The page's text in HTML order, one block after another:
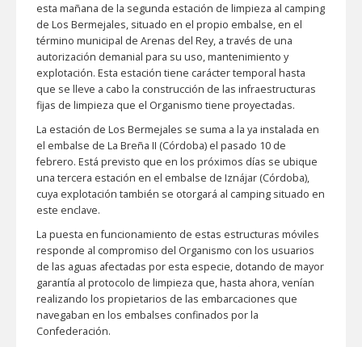
esta mañana de la segunda estación de limpieza al camping
de Los Bermejales, situado en el propio embalse, en el
término municipal de Arenas del Rey, a través de una
autorización demanial para su uso, mantenimiento y
explotación. Esta estación tiene carácter temporal hasta
que se lleve a cabo la construcción de las infraestructuras
fijas de limpieza que el Organismo tiene proyectadas.
La estación de Los Bermejales se suma a la ya instalada en
el embalse de La Breña II (Córdoba) el pasado 10 de
febrero. Está previsto que en los próximos días se ubique
una tercera estación en el embalse de Iznájar (Córdoba),
cuya explotación también se otorgará al camping situado en
este enclave.
La puesta en funcionamiento de estas estructuras móviles
responde al compromiso del Organismo con los usuarios
de las aguas afectadas por esta especie, dotando de mayor
garantía al protocolo de limpieza que, hasta ahora, venían
realizando los propietarios de las embarcaciones que
navegaban en los embalses confinados por la
Confederación.